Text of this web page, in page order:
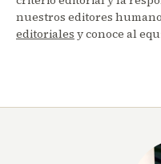
nuestros editores
editoriales y conoce al